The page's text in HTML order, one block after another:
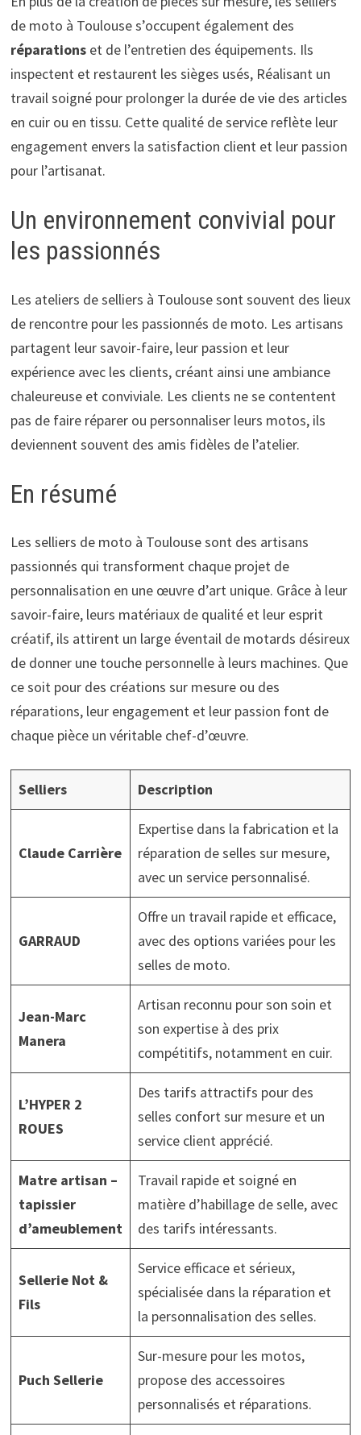
de moto à Toulouse s’occupent également des
réparationset de l’entretien des équipements. Ils
inspectent et restaurent les sièges usés, Réalisant un
travail soigné pour prolonger la durée de vie des articles
en cuir ou en tissu. Cette qualité de service reflète leur
engagement envers la satisfaction client et leur passion
pour l’artisanat.
Un environnement convivial pour
les passionnés
Les ateliers de selliers à Toulouse sont souvent des lieux
de rencontre pour les passionnés de moto. Les artisans
partagent leur savoir-faire, leur passion et leur
expérience avec les clients, créant ainsi une ambiance
chaleureuse et conviviale. Les clients ne se contentent
pas de faire réparer ou personnaliser leurs motos, ils
deviennent souvent des amis fidèles de l’atelier.
En résumé
Les selliers de moto à Toulouse sont des artisans
passionnés qui transforment chaque projet de
personnalisation en une œuvre d’art unique. Grâce à leur
savoir-faire, leurs matériaux de qualité et leur esprit
créatif, ils attirent un large éventail de motards désireux
de donner une touche personnelle à leurs machines. Que
ce soit pour des créations sur mesure ou des
réparations, leur engagement et leur passion font de
chaque pièce un véritable chef-d’œuvre.
Selliers Description
Claude Carrière
Expertise dans la fabrication et la
réparation de selles sur mesure,
avec un service personnalisé.
GARRAUD
Offre un travail rapide et efficace,
avec des options variées pour les
selles de moto.
Jean-Marc
Manera
Artisan reconnu pour son soin et
son expertise à des prix
compétitifs, notamment en cuir.
L’HYPER 2
ROUES
Des tarifs attractifs pour des
selles confort sur mesure et un
service client apprécié.
Matre artisan –
tapissier
d’ameublement
Travail rapide et soigné en
matière d’habillage de selle, avec
des tarifs intéressants.
Sellerie Not &
Fils
Service efficace et sérieux,
spécialisée dans la réparation et
la personnalisation des selles.
Puch Sellerie
Sur-mesure pour les motos,
propose des accessoires
personnalisés et réparations.